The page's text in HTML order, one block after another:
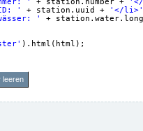
'
+ station.uuid +
'</li>'
'
+
).html(html);
leeren